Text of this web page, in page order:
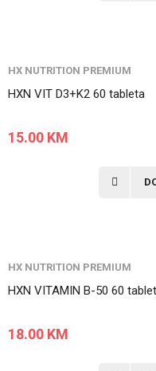
HX NUTRITION PREMIUM
HXN VIT D3+K2 60 tableta
15.00 KM
HX NUTRITION PREMIUM
HXN VITAMIN B-50 60
18.00 KM